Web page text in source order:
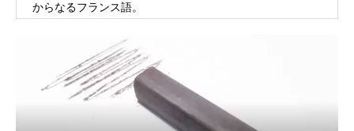
からなるフランス語。